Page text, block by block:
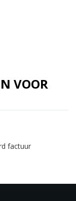
VOOR
factuur